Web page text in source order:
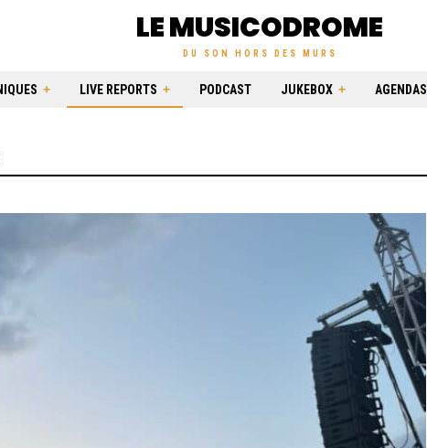
LE MUSICODROME
DU SON HORS DES MURS
LIVE REPORTS PODCAST JUKEBOX AGENDAS